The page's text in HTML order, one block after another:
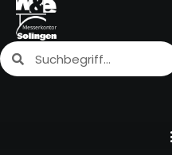
Zum
Inhalt
springen
SucheSuche